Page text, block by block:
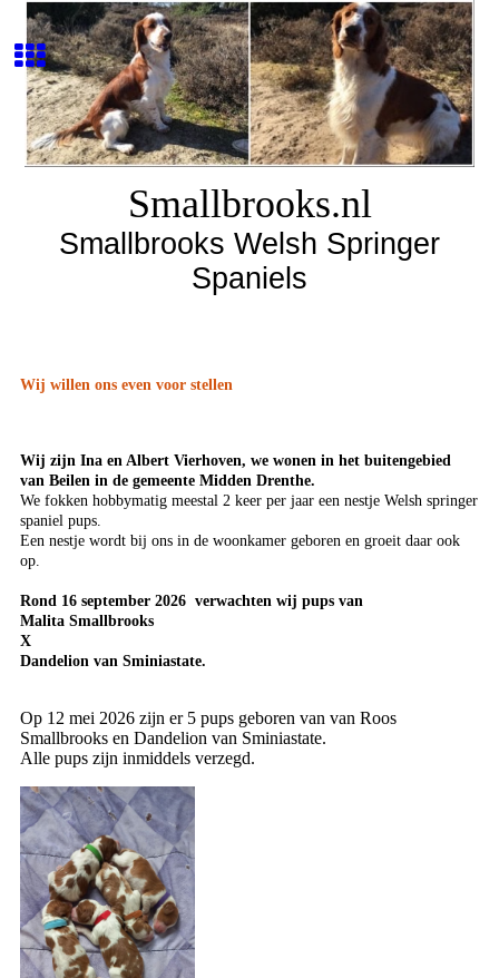
Smallbrooks.nl
Smallbrooks Welsh Springer
Spaniels
Wij willen ons even voor stellen
Wij zijn Ina en Albert Vierhoven, we wonen in het buitengebied
van Beilen in de gemeente Midden Drenthe.
We fokken hobbymatig meestal 2 keer per jaar een nestje Welsh springer
spaniel pups.
Een nestje wordt bij ons in de woonkamer geboren en groeit daar ook
op.
Rond 16 september 2026 verwachten wij pups van
Malita Smallbrooks
X
Dandelion van Sminiastate.
Op 12 mei 2026 zijn er 5 pups geboren van van Roos
Smallbrooks en Dandelion van Sminiastate.
Alle pups zijn inmiddels verzegd.